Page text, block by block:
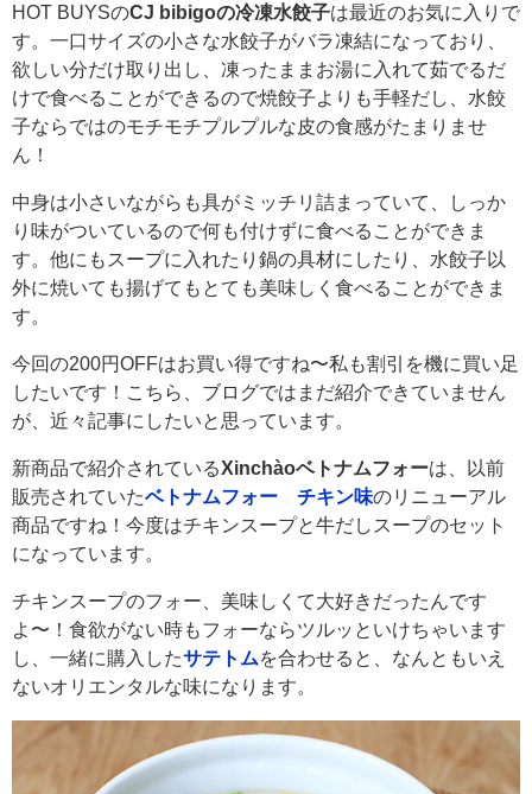
HOT BUYSのCJ bibigoの冷凍水餃子は最近のお気に入りで
す。一口サイズの小さな水餃子がバラ凍結になっており、
欲しい分だけ取り出し、凍ったままお湯に入れて茹でるだ
けで食べることができるので焼餃子よりも手軽だし、水餃
子ならではのモチモチプルプルな皮の食感がたまりませ
ん！
中身は小さいながらも具がミッチリ詰まっていて、しっか
り味がついているので何も付けずに食べることができま
す。他にもスープに入れたり鍋の具材にしたり、水餃子以
外に焼いても揚げてもとても美味しく食べることができま
す。
今回の200円OFFはお買い得ですね〜私も割引を機に買い足
したいです！こちら、ブログではまだ紹介できていません
が、近々記事にしたいと思っています。
新商品で紹介されているXinchàoベトナムフォーは、以前
販売されていたベトナムフォー チキン味のリニューアル
商品ですね！今度はチキンスープと牛だしスープのセット
になっています。
チキンスープのフォー、美味しくて大好きだったんです
よ〜！食欲がない時もフォーならツルッといけちゃいます
し、一緒に購入したサテトムを合わせると、なんともいえ
ないオリエンタルな味になります。